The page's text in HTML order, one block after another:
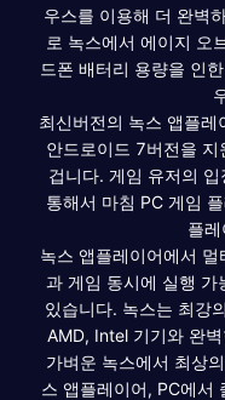
우스를 이용해 더 완벽
로 녹스에서 에이지 오
드폰 배터리 용량을 인
최신버전의 녹스 앱플
안드로이드 7버전을
겁니다. 게임 유저의
통해서 마침 PC 게임
플
녹스 앱플레이어에서
과 게임 동시에 실행 가
있습니다. 녹스는 최강
AMD, Intel 기기와 완
가벼운 녹스에서 최상
스 앱플레이어, PC에서